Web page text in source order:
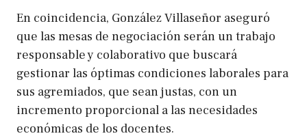
En coincidencia, González Villaseñor aseguró
que las mesas de negociación serán un trabajo
responsable y colaborativo que buscará
gestionar las óptimas condiciones laborales para
sus agremiados, que sean justas, con un
incremento proporcional a las necesidades
económicas de los docentes.